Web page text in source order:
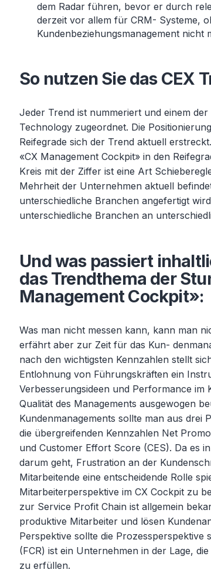
dem Radar führen, bevor er durch
derzeit vor allem für CRM- Systeme,
Kundenbeziehungsmanagement nicht
So nutzen Sie das CEX
Jeder Trend ist nummeriert und einem
Technology zugeordnet. Die
Reifegrade sich der Trend aktuell
«CX Management Cockpit» in den
Kreis mit der Ziffer ist eine Art
Mehrheit der Unternehmen aktuell
unterschiedliche Branchen angefertigt
unterschiedliche Branchen an
Und was passiert
das Trendthema der
Management Cockpit»:
Was man nicht messen kann, kann man
erfährt aber zur Zeit für das Kun-
nach den wichtigsten Kennzahlen stellt
Entlohnung von Führungskräften ein
Verbesserungsideen und Performance im
Qualität des Managements ausgewogen
Kundenmanagements sollte man aus drei
die übergreifenden Kennzahlen Net
und Customer Effort Score (CES). Da es
darum geht, Frustration an der
Mitarbeitende eine entscheidende Rolle
Mitarbeiterperspektive im CX Cockpit zu
zur Service Profit Chain ist allgemein
produktive Mitarbeiter und lösen
Perspektive sollte die
(FCR) ist ein Unternehmen in der Lage,
zu erfüllen.